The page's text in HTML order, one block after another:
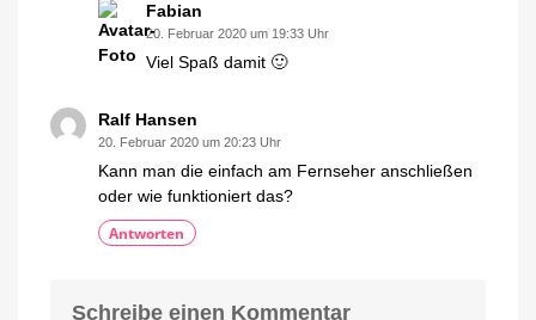
Fabian
20. Februar 2020 um 19:33 Uhr
Viel Spaß damit 🙂
Ralf Hansen
20. Februar 2020 um 20:23 Uhr
Kann man die einfach am Fernseher anschließen
oder wie funktioniert das?
Antworten
Schreibe einen Kommentar